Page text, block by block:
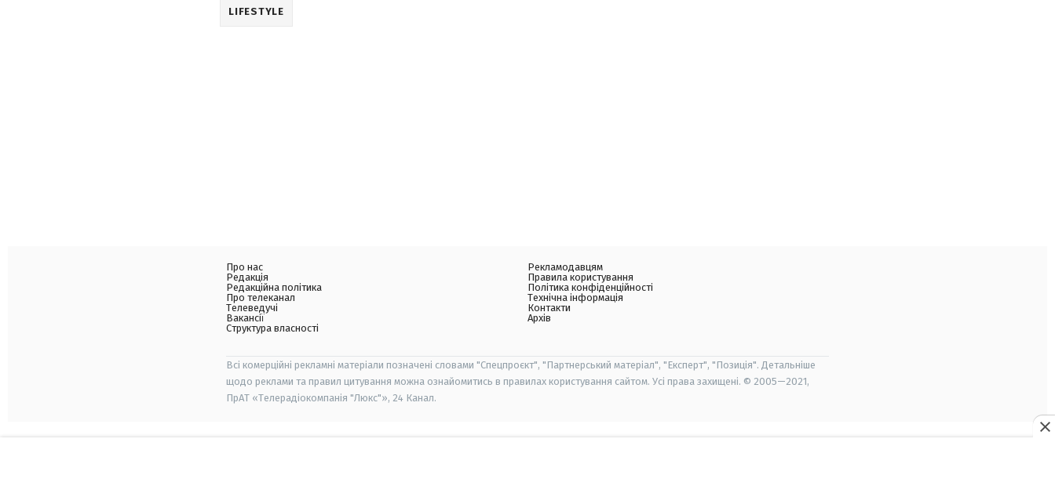
LIFESTYLE
Про нас
Редакція
Редакційна політика
Про телеканал
Телеведучі
Вакансії
Структура власності
Рекламодавцям
Правила користування
Політика конфіденційності
Технічна інформація
Контакти
Архів
Всі комерційні рекламні матеріали позначені словами "Спецпроєкт", "Партнерський матеріал", "Експерт", "Позиція". Детальніше
щодо реклами та правил цитування можна ознайомитись в правилах користування сайтом. Усі права захищені. © 2005—2021,
ПрАТ «Телерадіокомпанія "Люкс"», 24 Канал.